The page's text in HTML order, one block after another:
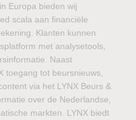
Europa bieden wij
scala aan financiële
Klanten kunnen
met analysetools,
Naast
toegang tot beursnieuws,
via het LYNX Beurs &
over de Nederlandse,
markten. LYNX biedt